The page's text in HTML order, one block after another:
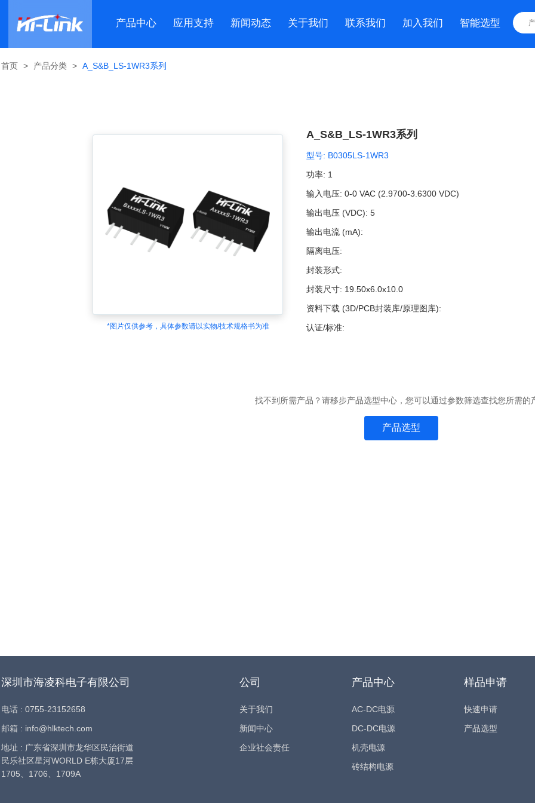
产品中心 应用支持 新闻动态 关于我们 联系我们 加入我们 智能选型
首页 > 产品分类 > A_S&B_LS-1WR3系列
*图片仅供参考，具体参数请以实物/技术规格书为准
A_S&B_LS-1WR3系列
型号: B0305LS-1WR3
功率: 1
输入电压:0-0 VAC (2.9700-3.6300 VDC)
输出电压 (VDC): 5
输出电流 (mA):
隔离电压:
封装形式:
封装尺寸: 19.50x6.0x10.0
资料下载 (3D/PCB封装库/原理图库):
认证/标准:
找不到所需产品？请移步产品选型中心，您可以通过参数筛选查找您所需的
产品选型
深圳市海凌科电子有限公司
电话 : 0755-23152658
邮箱 : info@hlktech.com
地址 : 广东省深圳市龙华区民治街道
民乐社区星河WORLD E栋大厦17层
1705、1706、1709A
公司
关于我们
新闻中心
企业社会责任
产品中心
AC-DC电源
DC-DC电源
机壳电源
砖结构电源
样品申请
快速申请
产品选型